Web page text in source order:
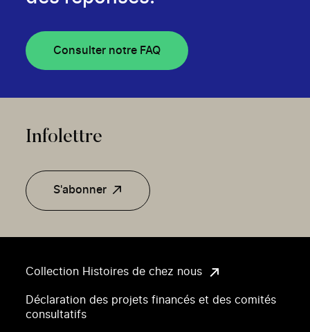
Collection Histoires de chez nous
Déclaration des projets financés et des comités
consultatifs
Consulter notre FAQ
Infolettre
S'abonner